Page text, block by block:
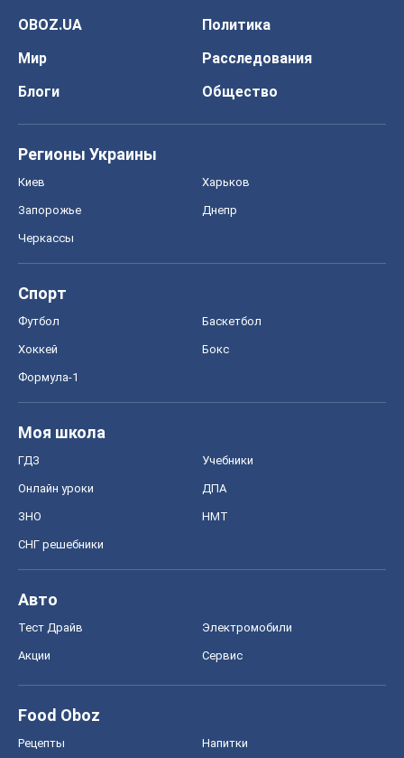
OBOZ.UA
Политика
Мир
Расследования
Блоги
Общество
Регионы Украины
Киев Харьков
Запорожье Днепр
Черкассы
Спорт
Футбол Баскетбол
Хоккей Бокс
Формула-1
Моя школа
ГДЗ Учебники
Онлайн уроки ДПА
ЗНО НМТ
СНГ решебники
Авто
Тест Драйв Электромобили
Акции Сервис
Food Oboz
Рецепты Напитки